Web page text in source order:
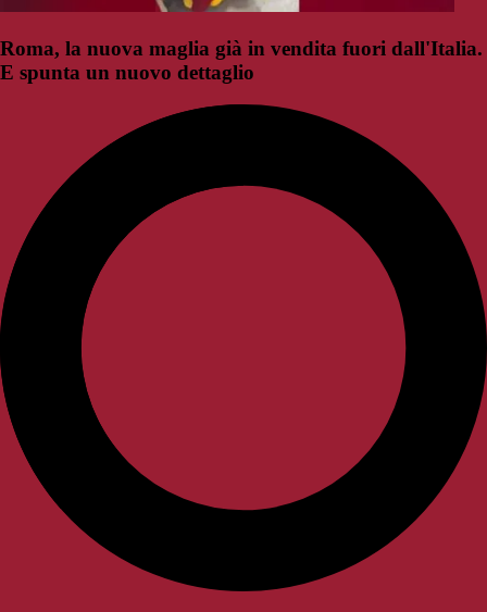
Roma, la nuova maglia già in vendita fuori dall'Italia.
E spunta un nuovo dettaglio